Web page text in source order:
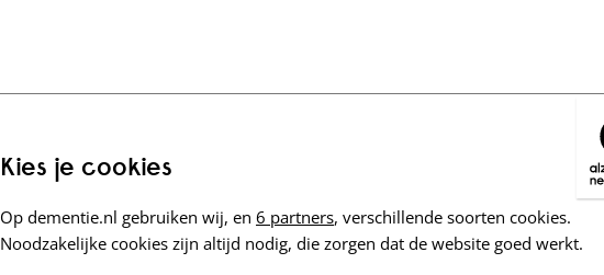
Kies je cookies
Op dementie.nl gebruiken wij, en 6 partners, verschillende soorten cookies.
Noodzakelijke cookies zijn altijd nodig, die zorgen dat de website goed werkt.